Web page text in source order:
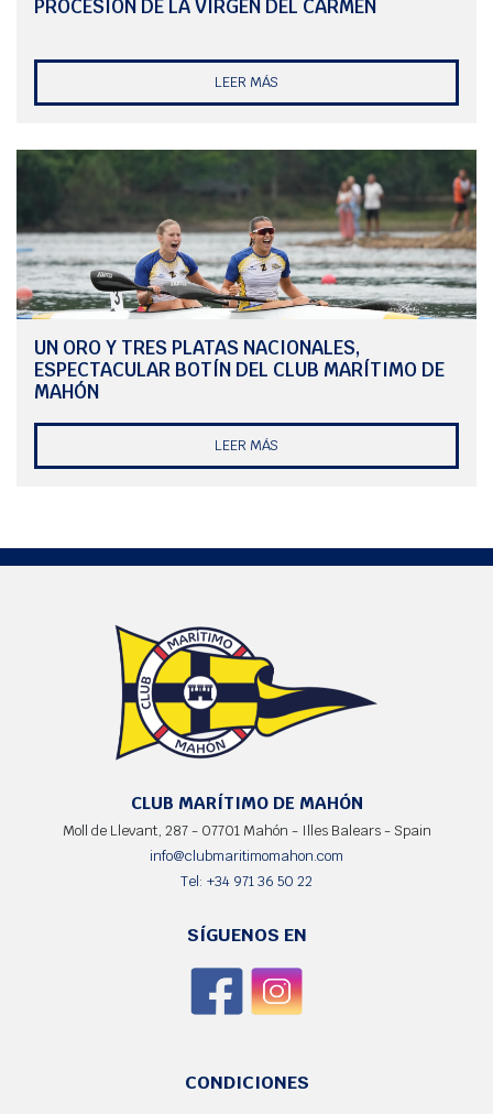
La misma situación afectó también a la pareja Borrás-Franceschi,
La victoria de Triay y Noguera, por delante de varios deportistas que
han participado en los Juegos Olímpicos y en los Mundiales, les
clasifica para el Mundial del 2024, aunque su siguiente parada es el
PROCESIÓN DE LA VIRGEN DEL CARMEN
LEER MÁS
UN ORO Y TRES PLATAS NACIONALES,
ESPECTACULAR BOTÍN DEL CLUB MARÍTIMO DE
MAHÓN
LEER MÁS
CLUB MARÍTIMO DE MAHÓN
Moll de Llevant, 287 - 07701 Mahón - Illes Balears - Spain
info@clubmaritimomahon.com
Tel: +34 971 36 50 22
SÍGUENOS EN
CONDICIONES